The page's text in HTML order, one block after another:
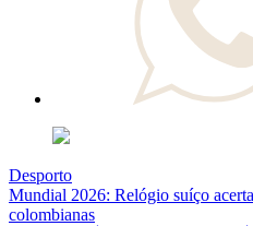
Desporto
Mundial 2026: Relógio suíço
colombianas